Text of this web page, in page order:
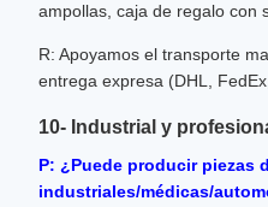
ampollas, caja de regalo con
R: Apoyamos el transporte
entrega expresa (DHL,
10- Industrial y
P: ¿Puede producir piezas
industriales/médicas/